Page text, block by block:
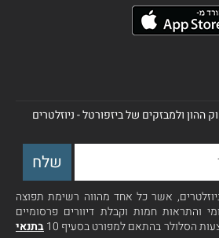
ההון ולמבזקים של ביזפורטל - ניוזלטרים
אשר כל אחד מהווה רשימת תפוצה
והתראות חמות וקבלת דיוורים פרסומיים
הסלולר בהתאם למפורט בסעיף 10
בתנאי